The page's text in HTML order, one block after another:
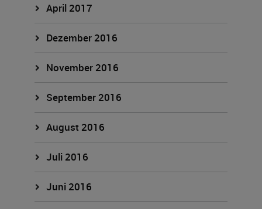
April 2017
Dezember 2016
November 2016
September 2016
August 2016
Juli 2016
Juni 2016